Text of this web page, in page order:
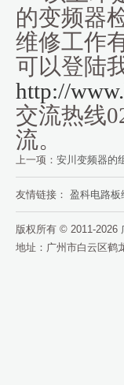
的变频器
维修工作
可以登陆
http://
交流热线
流。
上一项： 安川变频器的
友情链接： 盈科电路板
版权所有 © 2011-2026
地址：广州市白云区鹤